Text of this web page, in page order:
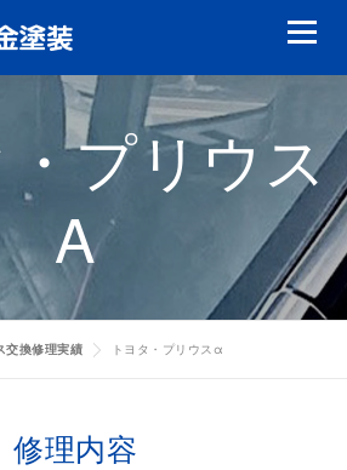
メニュ
ガラス交換
やまもりレンタカー
修理実績
修理実績
会員について
代車について 賠償責任について
内
プリウス
Α
交換修理実績 トヨタ・プリウスα
修理内容